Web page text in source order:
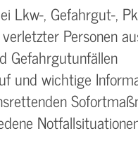
Lkw-, Gefahrgut-,
Personen
Gefahrgutunfällen
und wichtige